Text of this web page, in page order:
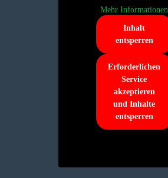
Mehr Informationen
Inhalt
entsperren
Erforderlichen
Service
akzeptieren
und Inhalte
entsperren